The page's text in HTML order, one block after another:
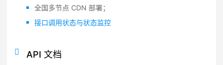
全国多节点 CDN 部署；
接口调用状态与状态监控
API 文档